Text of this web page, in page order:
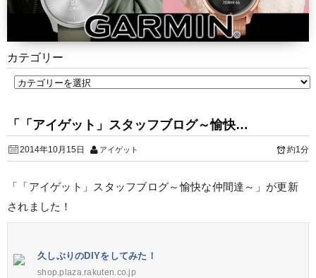
カテゴリー
「「アイゲット」スタッフブログ～愉快…
2014年10月15日 アイゲット 約1分
「「アイゲット」スタッフブログ～愉快な仲間達～」が更新
されました！
久しぶりのDIYをしてみた！
shop.plaza.rakuten.co.jp